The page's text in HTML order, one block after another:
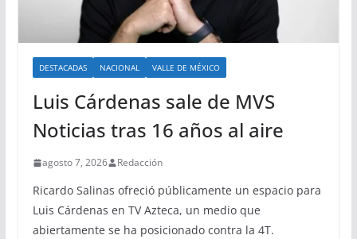
DESTACADAS NACIONAL VALLE DE MÉXICO
Luis Cárdenas sale de MVS
Noticias tras 16 años al aire
agosto 7, 2026 Redacción
Ricardo Salinas ofreció públicamente un espacio para
Luis Cárdenas en TV Azteca, un medio que
abiertamente se ha posicionado contra la 4T.